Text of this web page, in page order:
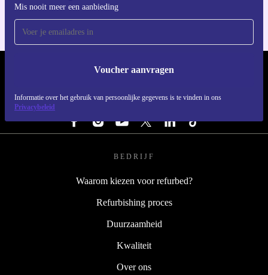
Mis nooit meer een aanbieding
Voucher aanvragen
Informatie over het gebruik van persoonlijke gegevens is te vinden in ons
Privacybeleid
REFURBED NEDERLAND - RETHINK NEW.
VOLG ONS
BEDRIJF
Waarom kiezen voor refurbed?
Refurbishing proces
Duurzaamheid
Kwaliteit
Over ons